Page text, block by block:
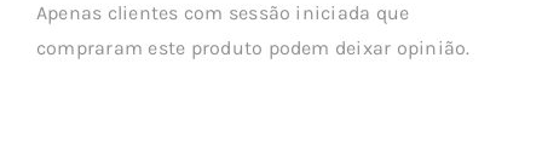
Apenas clientes com sessão iniciada que
compraram este produto podem deixar opinião.